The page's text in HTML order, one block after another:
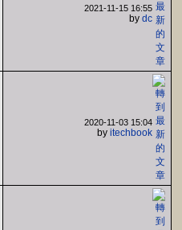
2021-11-15 16:55
by dc
2020-11-03 15:04
by itechbook